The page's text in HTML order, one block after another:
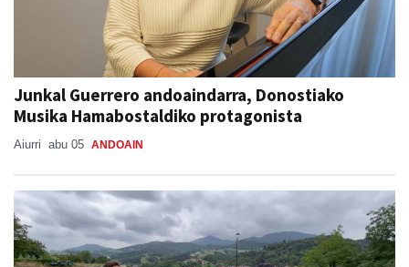
Junkal Guerrero andoaindarra, Donostiako
Musika Hamabostaldiko protagonista
Aiurri abu 05 ANDOAIN